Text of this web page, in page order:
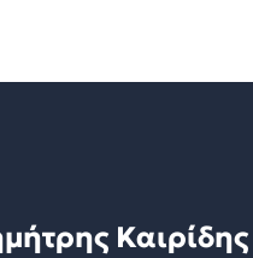
Καιρίδης